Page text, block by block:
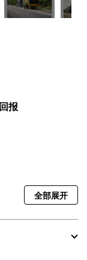
报
全部展开